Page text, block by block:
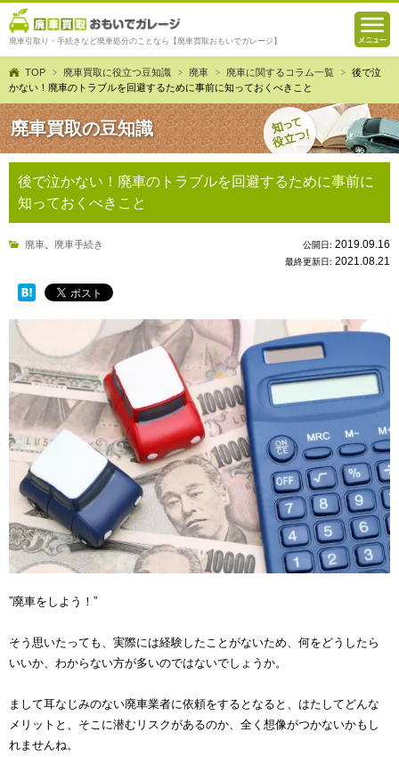
廃車引取り・手続きなど廃車処分のことなら【廃車買取おもいでガレージ】
TOP 廃車買取に役立つ豆知識 廃車 廃車に関するコラム一覧
後で泣
かない！廃車のトラブルを回避するために事前に知っておくべきこと
廃車買取の豆知識
後で泣かない！廃車のトラブルを回避するために事前に
知っておくべきこと
廃車 廃車手続き 公開日: 2019.09.16
最終更新日: 2021.08.21
”廃車をしよう！”
そう思いたっても、実際には経験したことがないため、何をどうしたら
いいか、わからない方が多いのではないでしょうか。
まして耳なじみのない廃車業者に依頼をするとなると、はたしてどんな
メリットと、そこに潜むリスクがあるのか、全く想像がつかないかもし
れませんね。